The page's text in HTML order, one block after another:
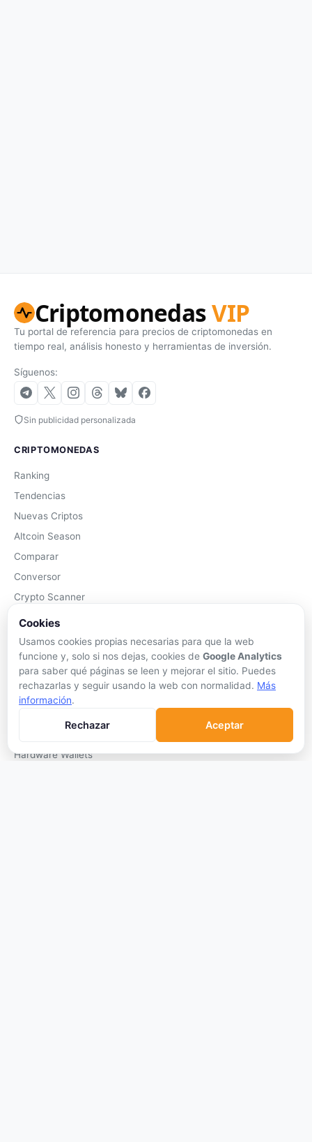
CriptomonedasVIP
Tu portal de referencia para precios de criptomonedas en
tiempo real, análisis honesto y herramientas de inversión.
Síguenos:
Sin publicidad personalizada
CRIPTOMONEDAS
Ranking
Tendencias
Nuevas Criptos
Altcoin Season
Comparar
Conversor
Crypto Scanner
PLATAFORMAS
Exchanges
Exchanges CEX
Exchanges DEX
Hardware Wallets
Cookies
Usamos cookies propias necesarias para que la web
funcione y, solo si nos dejas, cookies de Google Analytics
para saber qué páginas se leen y mejorar el sitio. Puedes
rechazarlas y seguir usando la web con normalidad. Más
información.
Rechazar Aceptar